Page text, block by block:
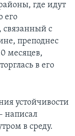
где идут
его
с
преподнес
месяцев,
в его
устойчивости
написал
в среду.